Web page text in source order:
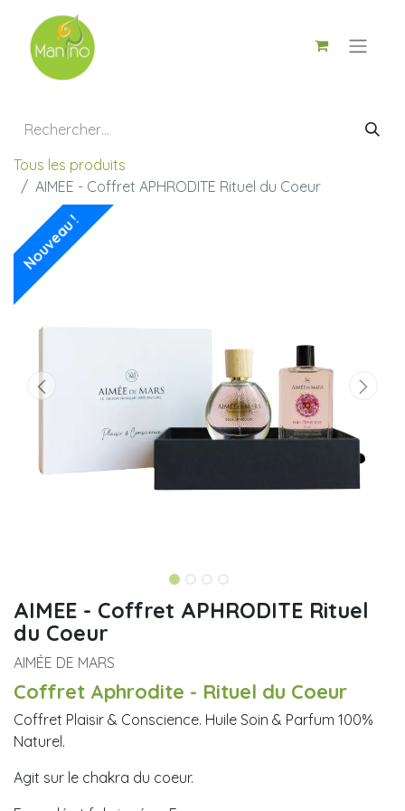
Tous les produits
AIMEE - Coffret APHRODITE Rituel du Coeur
Nouveau !
AIMEE - Coffret APHRODITE Rituel
du Coeur
AIMÉE DE MARS
Coffret Aphrodite - Rituel du Coeur
Coffret Plaisir & Conscience. Huile Soin & Parfum 100%
Naturel.
Agit sur le chakra du coeur.